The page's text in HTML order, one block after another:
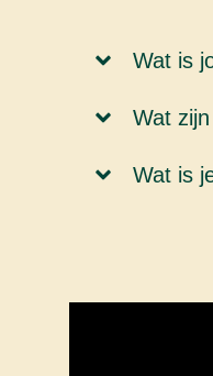
Wat is
Wat
Wat is